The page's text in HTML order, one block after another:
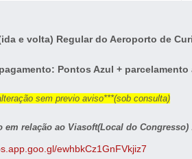
e volta) Regular do Aeroporto de
Pontos Azul +
sem previo aviso***(sob consulta)
em relação ao Viasoft(Local do Congresso)
ewhbkCz1GnFVkjiz7